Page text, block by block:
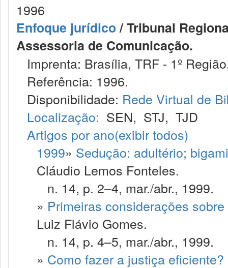
1996
Enfoque jurídico/ Tribunal
Assessoria de Comunicação.
Imprenta: Brasília, TRF - 1º
Referência: 1996.
Disponibilidade: Rede Virtual de
Localização: SEN, STJ, TJD
Artigos por ano(exibir todos)
1999» Sedução: adultério;
Cláudio Lemos Fonteles.
n. 14, p. 2–4, mar./abr., 1999.
» Primeiras considerações
Luiz Flávio Gomes.
n. 14, p. 4–5, mar./abr., 1999.
» Como fazer a justiça